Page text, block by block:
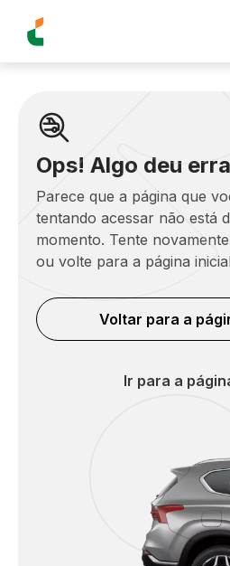
Ops! Algo deu
Parece que a página que
tentando acessar não está
momento. Tente
ou volte para a página
Voltar para a
Ir para a